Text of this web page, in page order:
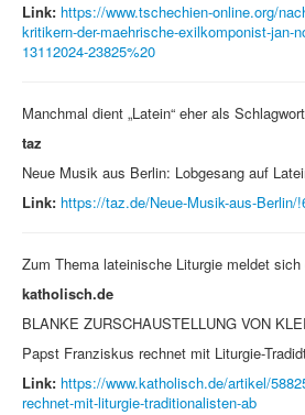
Link: https://www.tschechien-online.org/
kritikern-der-maehrische-exilkomponist-jan-
13112024-23825%20
Manchmal dient „Latein“ eher als
taz
Neue Musik aus Berlin: Lobgesang auf
Link: https://taz.de/Neue-Musik-aus-Berlin/
Zum Thema lateinische Liturgie meldet
katholisch.de
BLANKE ZURSCHAUSTELLUNG VON
Papst Franziskus rechnet mit Liturgie-
Link: https://www.katholisch.de/artikel/
rechnet-mit-liturgie-traditionalisten-ab